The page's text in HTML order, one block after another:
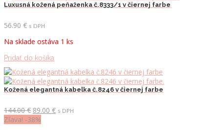
Luxusná kožená peňaženka č.8333/1 v čiernej farbe
56.90 € s DPH
Na sklade ostáva 1 ks
Pridať do košíka
Kožená elegantná kabelka č.8246 v čiernej farbe
144.00€ Pôvodná
cena
89.00 €Aktuálna
s DPH
Zľava! -38%